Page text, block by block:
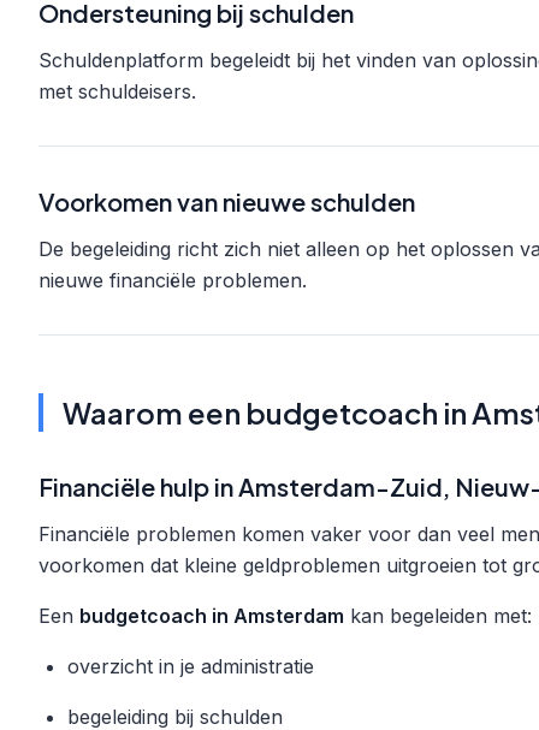
Ondersteuning bij schulden
Schuldenplatform begeleidt bij het vinden van
met schuldeisers.
Voorkomen van nieuwe schulden
De begeleiding richt zich niet alleen op het oplossen
nieuwe financiële problemen.
Waarom een budgetcoach in
Financiële hulp in Amsterdam-Zuid,
Financiële problemen komen vaker voor dan veel
voorkomen dat kleine geldproblemen uitgroeien tot
Een budgetcoach in Amsterdam kan begeleiden met:
overzicht in je administratie
begeleiding bij schulden